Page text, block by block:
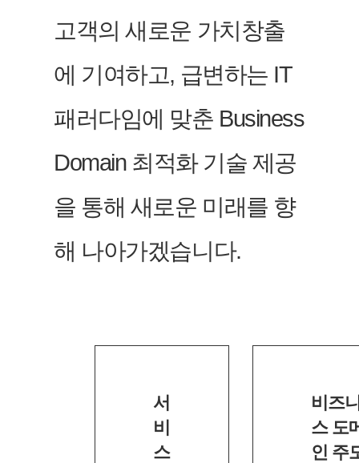
고객의 새로운 가치창출
에 기여하고, 급변하는 IT
패러다임에 맞춘 Business
Domain 최적화 기술 제공
을 통해 새로운 미래를 향
해 나아가겠습니다.
서
비
스
비즈
스 도
인 주